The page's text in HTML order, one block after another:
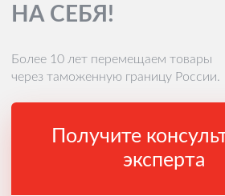
НА СЕБЯ!
Более 10 лет перемещаем товары
через таможенную границу России.
Получите
эксперта